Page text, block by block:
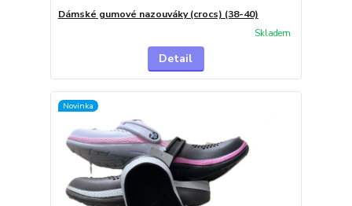
Dámské gumové nazouváky (crocs) (38-40)
Skladem
Detail
Novinka